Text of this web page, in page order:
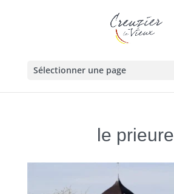
Sélectionner une page
le prieure